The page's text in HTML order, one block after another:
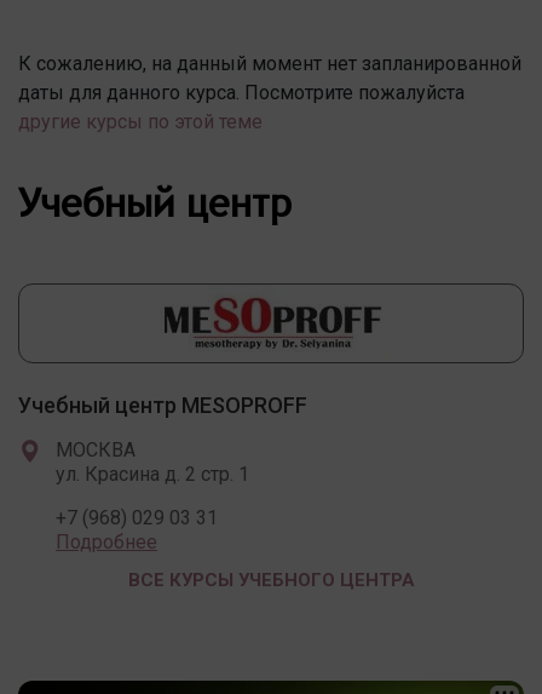
К сожалению, на данный момент нет запланированной
даты для данного курса. Посмотрите пожалуйста
другие курсы по этой теме
Учебный центр
Учебный центр MESOPROFF
МОСКВА
ул. Красина д. 2 стр. 1
+7 (968) 029 03 31
Подробнее
ВСЕ КУРСЫ УЧЕБНОГО ЦЕНТРА